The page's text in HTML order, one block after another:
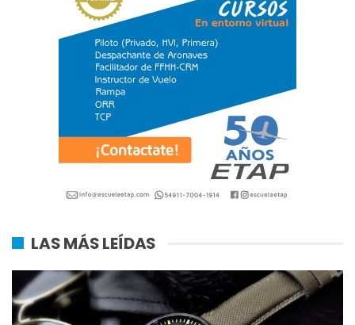
LAS MÁS LEÍDAS